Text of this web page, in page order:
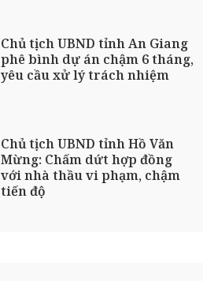
Chủ tịch UBND tỉnh An Giang
phê bình dự án chậm 6 tháng,
yêu cầu xử lý trách nhiệm
Chủ tịch UBND tỉnh Hồ Văn
Mừng: Chấm dứt hợp đồng
với nhà thầu vi phạm, chậm
tiến độ